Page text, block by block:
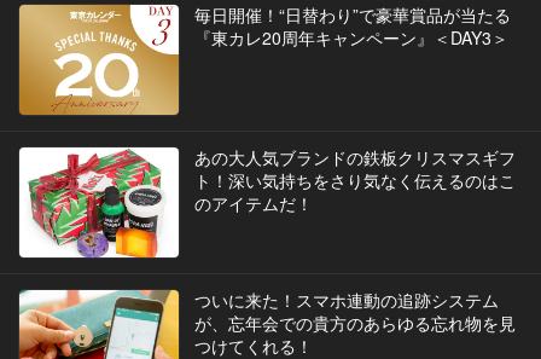
毎日開催！“日替わり”で豪華賞品が当たる
『東カレ20周年キャンペーン』＜DAY3＞
あの大人気ブランドの鉄板クリスマスギフ
ト！深い気持ちをさり気なく伝えるのはこ
のアイテムだ！
ついに来た！スマホ連動の追跡システム
が、忘年会での貴方のあらゆる忘れ物を見
つけてくれる！